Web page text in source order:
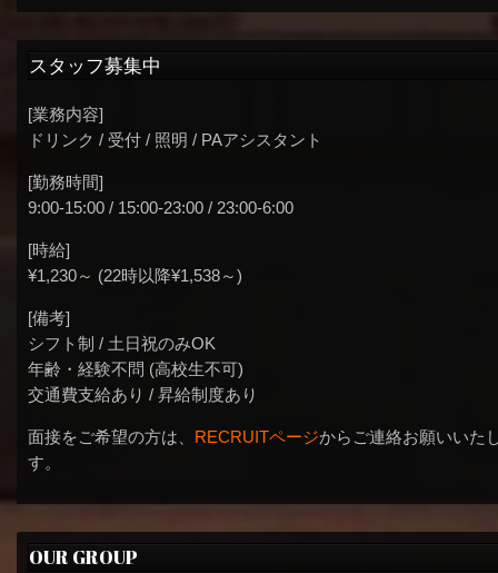
スタッフ募集中
[業務内容]
ドリンク / 受付 / 照明 / PAアシスタント
[勤務時間]
9:00-15:00 / 15:00-23:00 / 23:00-6:00
[時給]
¥1,230～ (22時以降¥1,538～)
[備考]
シフト制 / 土日祝のみOK
年齢・経験不問 (高校生不可)
交通費支給あり / 昇給制度あり
面接をご希望の方は、 RECRUITページからご連絡お願いいた
す。
OUR GROUP